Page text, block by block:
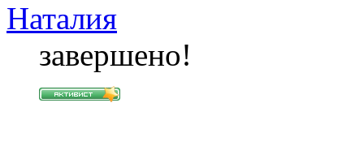
Наталия
завершено!